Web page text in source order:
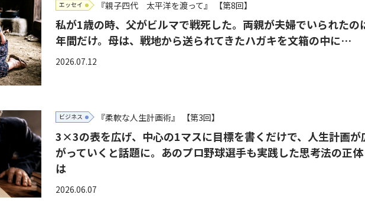
エッセイ 『親子四代 太平洋を渡って』 【第8回】
私が1歳の時、父がビルマで戦死した。両親が夫婦でいられたの
年間だけ。母は、戦地から送られてきたハガキを文箱の中に…
2026.07.12
ビジネス 『柔軟な人生計画術』 【第3回】
3×3の表を広げ、中心の1マスに目標を書くだけで、人生計画が
がっていくと話題に。あのプロ野球選手も実践した思考法の正
は
2026.06.07